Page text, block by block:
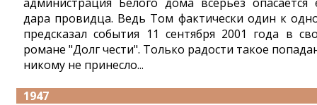
дара провидца. Ведь Том фактически один к
предсказал события 11 сентября 2001 года в
романе "Долг чести". Только радости такое
никому не принесло...
1947